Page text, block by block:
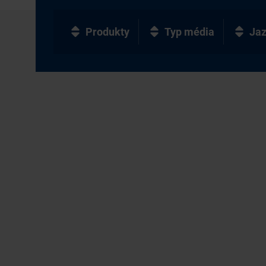
Produkty Typ média